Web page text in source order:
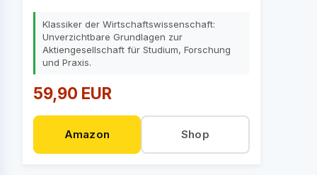
Klassiker der Wirtschaftswissenschaft:
Unverzichtbare Grundlagen zur
Aktiengesellschaft für Studium, Forschung
und Praxis.
59,90 EUR
Amazon Shop